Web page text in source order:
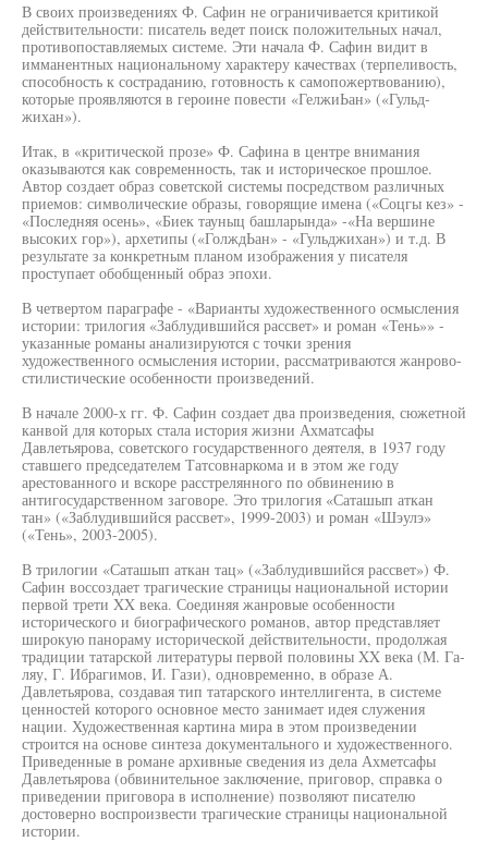
В своих произведениях Ф. Сафин не ограничивается критикой
действительности: писатель ведет поиск положительных начал,
противопоставляемых системе. Эти начала Ф. Сафин видит в
имманентных национальному характеру качествах (терпеливость,
способность к состраданию, готовность к самопожертвованию),
которые проявляются в героине повести «ГелжиЬан» («Гульд-
жихан»).
Итак, в «критической прозе» Ф. Сафина в центре внимания
оказываются как современность, так и историческое прошлое.
Автор создает образ советской системы посредством различных
приемов: символические образы, говорящие имена («Соцгы кез» -
«Последняя осень», «Биек тауныц башларында» -«На вершине
высоких гор»), архетипы («ГолждЬан» - «Гульджихан») и т.д. В
результате за конкретным планом изображения у писателя
проступает обобщенный образ эпохи.
В четвертом параграфе - «Варианты художественного осмысления
истории: трилогия «Заблудившийся рассвет» и роман «Тень»» -
указанные романы анализируются с точки зрения
художественного осмысления истории, рассматриваются жанрово-
стилистические особенности произведений.
В начале 2000-х гг. Ф. Сафин создает два произведения, сюжетной
канвой для которых стала история жизни Ахматсафы
Давлетьярова, советского государственного деятеля, в 1937 году
ставшего председателем Татсовнаркома и в этом же году
арестованного и вскоре расстрелянного по обвинению в
антигосударственном заговоре. Это трилогия «Саташып аткан
тан» («Заблудившийся рассвет», 1999-2003) и роман «Шэулэ»
(«Тень», 2003-2005).
В трилогии «Саташып аткан тац» («Заблудившийся рассвет») Ф.
Сафин воссоздает трагические страницы национальной истории
первой трети XX века. Соединяя жанровые особенности
исторического и биографического романов, автор представляет
широкую панораму исторической действительности, продолжая
традиции татарской литературы первой половины XX века (М. Га-
ляу, Г. Ибрагимов, И. Гази), одновременно, в образе А.
Давлетьярова, создавая тип татарского интеллигента, в системе
ценностей которого основное место занимает идея служения
нации. Художественная картина мира в этом произведении
строится на основе синтеза документального и художественного.
Приведенные в романе архивные сведения из дела Ахметсафы
Давлетьярова (обвинительное заключение, приговор, справка о
приведении приговора в исполнение) позволяют писателю
достоверно воспроизвести трагические страницы национальной
истории.